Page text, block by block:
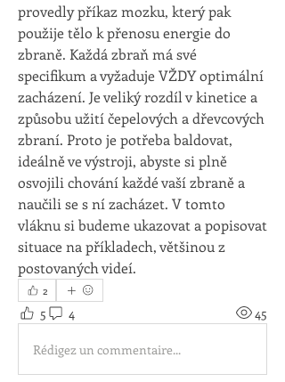
provedly příkaz mozku, který pak
použije tělo k přenosu energie do
zbraně. Každá zbraň má své
specifikum a vyžaduje VŽDY optimální
zacházení. Je veliký rozdíl v kinetice a
způsobu užití čepelových a dřevcových
zbraní. Proto je potřeba baldovat,
ideálně ve výstroji, abyste si plně
osvojili chování každé vaší zbraně a
naučili se s ní zacházet. V tomto
vláknu si budeme ukazovat a popisovat
situace na příkladech, většinou z
postovaných videí.
2
5 4 45
Rédigez un commentaire...